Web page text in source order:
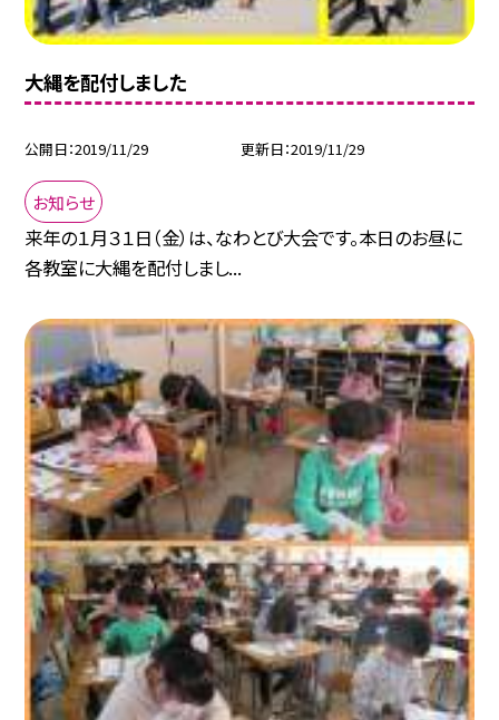
大縄を配付しました
公開日 2019/11/29 更新日 2019/11/29
お知らせ
来年の１月３１日（金）は、なわとび大会です。本日のお昼に
各教室に大縄を配付しまし...